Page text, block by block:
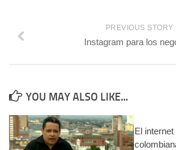
PREVIOUS STORY
Instagram para los
YOU MAY ALSO LIKE...
El